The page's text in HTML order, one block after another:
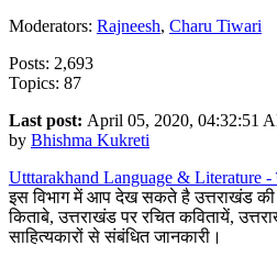
Moderators: Rajneesh, Charu Tiwari
Posts: 2,693
Topics: 87
Last post: April 05, 2020, 04:32:51
by Bhishma Kukreti
Utttarakhand Language & Literature -
इस विभाग में आप देख सकते है उत्तराखंड की
किताबे, उत्तराखंड पर रचित कवितायें,
साहित्यकारों से संबंधित जानकारी।